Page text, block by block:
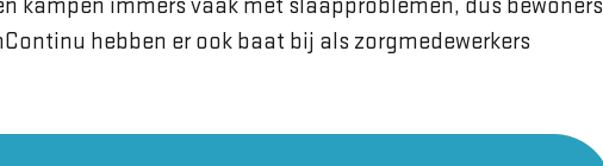
kampen immers vaak met slaapproblemen, dus bewoners
hebben er ook baat bij als zorgmedewerkers